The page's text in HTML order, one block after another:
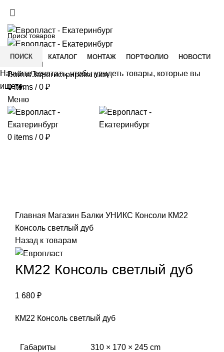
ГЛАВНАЯ КАТАЛОГ МОНТАЖ ПОРТФОЛИО
НОВОСТИ
КОНТАКТЫ
Войти/Зарегистрироваться
0items / 0 ₽
Меню
0 items / 0 ₽
Главная Магазин Балки УНИКС Консоли КМ22
Консоль светлый дуб
Назад к товарам
КМ22 Консоль светлый дуб
1 680 ₽
КМ22 Консоль светлый дуб
Габариты 310 × 170 × 245 cm
ПОИСК
Начните печатать, чтобы увидеть товары, которые вы
ищете.